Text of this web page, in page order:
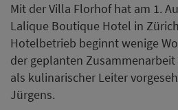
Mit der Villa Florhof hat am 1.
Lalique Boutique Hotel in
Hotelbetrieb beginnt wenige
der geplanten
als kulinarischer Leiter
Jürgens.